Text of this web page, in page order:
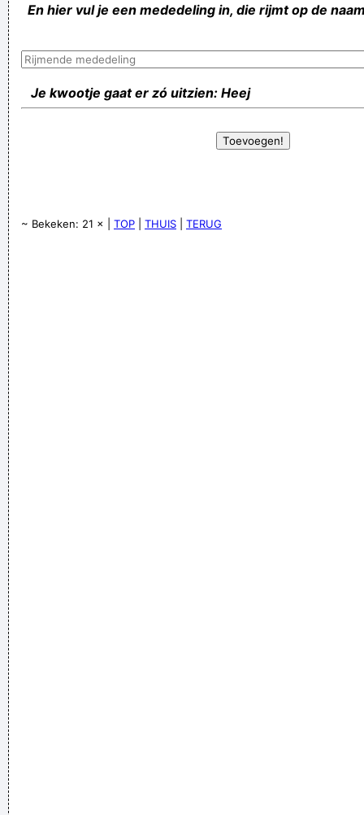
En hier vul je een mededeling in, die rijmt op de
Je kwootje gaat er zó uitzien: Heej
~ Bekeken: 21 × | TOP THUIS TERUG